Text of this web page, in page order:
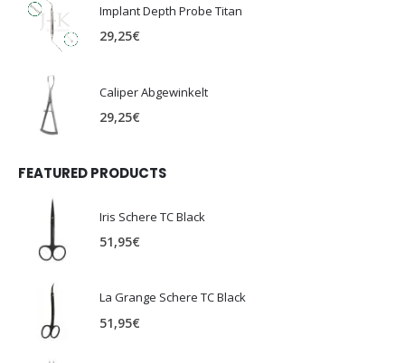
Implant Depth Probe Titan
29,25€
Caliper Abgewinkelt
29,25€
FEATURED PRODUCTS
Iris Schere TC Black
51,95€
La Grange Schere TC Black
51,95€